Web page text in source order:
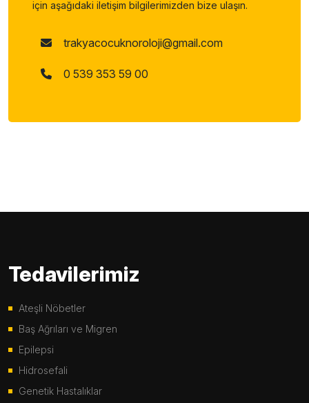
için aşağıdaki iletişim bilgilerimizden bize ulaşın.
trakyacocuknoroloji@gmail.com
0 539 353 59 00
Tedavilerimiz
Ateşli Nöbetler
Baş Ağrıları ve Migren
Epilepsi
Hidrosefali
Genetik Hastalıklar